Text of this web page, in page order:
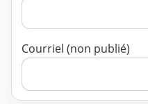
Courriel (non publié)